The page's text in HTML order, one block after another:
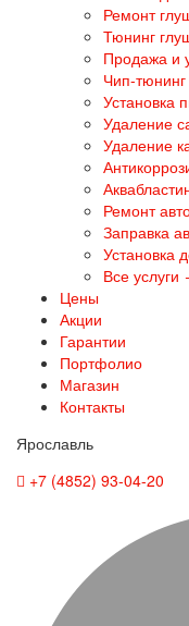
Ремонт
Тюнинг
Продажа и
Чип-тюнинг
Установка
Удаление
Удаление
Ремонт
Заправка
Установка
Все услуги
Цены
Акции
Гарантии
Портфолио
Магазин
Контакты
Ярославль
+7 (4852) 93-04-20